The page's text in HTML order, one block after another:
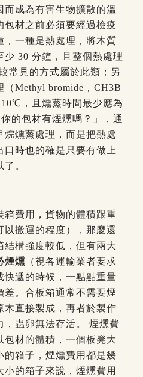
成為有害生物擴散的溫
包材之前必須要經過檢疫
，一種是熱處理，將木質
30 分鐘，且整個熱處理
常見的方式屬於此類；另
Methyl bromide，CH3B
，且燻蒸時間最少應為
的包材有煙燻嗎？」，通
燻蒸處理，而是把熱處
時也的確是只要有做上
。
箱費用，貨物的體積跟重
搬運的程度），那麼還
構強度較低，但有兩大
煙燻 （視各運輸業者要求
快遞的時候，一點點重量
。合板箱通常不需要煙
木直接製成，再者於製作
蟲卵無法存活。
煙燻費
包材的體積，一個板凳大
的箱子，煙燻費用都是幾
的箱子來說，煙燻費用